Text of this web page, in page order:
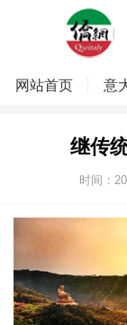
网站首页 意
继传
时间：